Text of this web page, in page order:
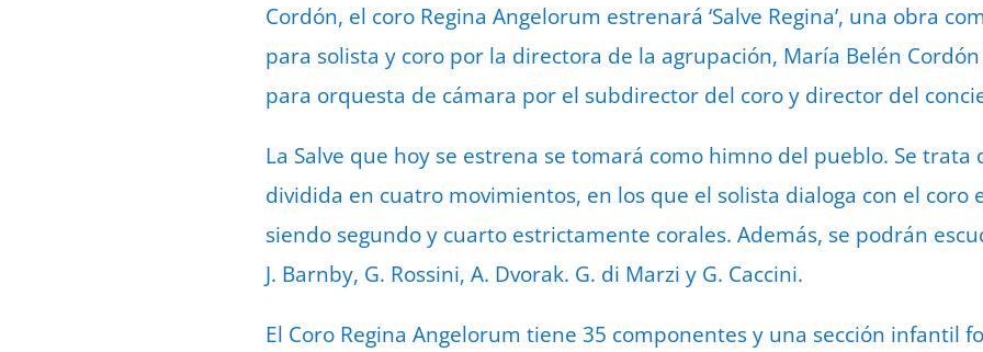
Cordón, el coro Regina Angelorum estrenará ‘Salve Regina’, una obra
para solista y coro por la directora de la agrupación, María Belén
para orquesta de cámara por el subdirector del coro y director del
La Salve que hoy se estrena se tomará como himno del pueblo. Se trata
dividida en cuatro movimientos, en los que el solista dialoga con el coro
siendo segundo y cuarto estrictamente corales. Además, se podrán
J. Barnby, G. Rossini, A. Dvorak. G. di Marzi y G. Caccini.
El Coro Regina Angelorum tiene 35 componentes y una sección infantil